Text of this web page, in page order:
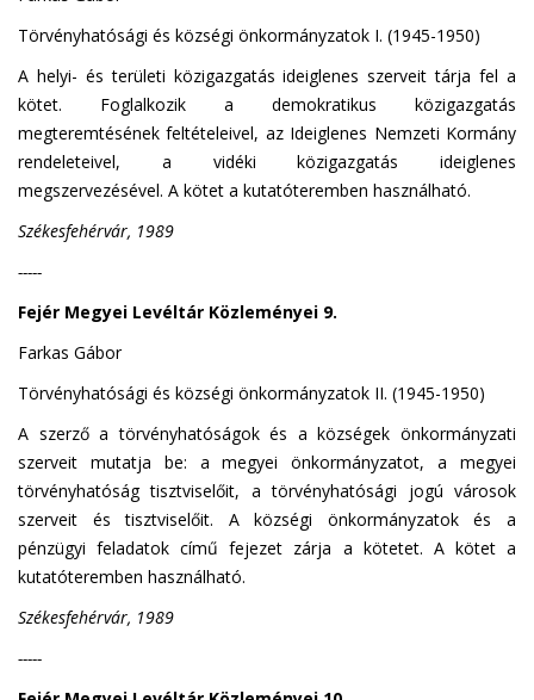
Törvényhatósági és községi önkormányzatok I. (1945-1950)
A helyi- és területi közigazgatás ideiglenes szerveit tárja fel a
kötet. Foglalkozik a demokratikus közigazgatás
megteremtésének feltételeivel, az Ideiglenes Nemzeti Kormány
rendeleteivel, a vidéki közigazgatás ideiglenes
megszervezésével. A kötet a kutatóteremben használható.
Székesfehérvár, 1989
-----
Fejér Megyei Levéltár Közleményei 9.
Farkas Gábor
Törvényhatósági és községi önkormányzatok II. (1945-1950)
A szerző a törvényhatóságok és a községek önkormányzati
szerveit mutatja be: a megyei önkormányzatot, a megyei
törvényhatóság tisztviselőit, a törvényhatósági jogú városok
szerveit és tisztviselőit. A községi önkormányzatok és a
pénzügyi feladatok című fejezet zárja a kötetet. A kötet a
kutatóteremben használható.
Székesfehérvár, 1989
-----